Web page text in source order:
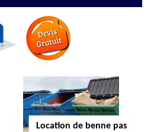
Location de benne pas